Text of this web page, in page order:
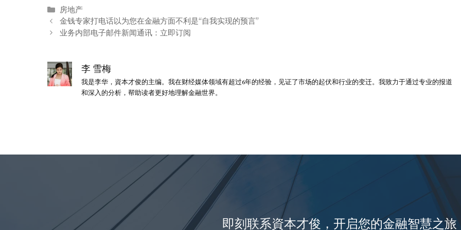
分
类
房地产
金钱专家打电话以为您在金融方面不利是“自我实现的预言”
业务内部电子邮件新闻通讯：立即订阅
李 雪梅
我是李华，資本才俊的主编。我在财经媒体领域有超过6年的经验，见证了市场的起伏和行业的变迁。我致力于通过专业的报道
和深入的分析，帮助读者更好地理解金融世界。
即刻联系資本才俊，开启您的金融智慧之旅